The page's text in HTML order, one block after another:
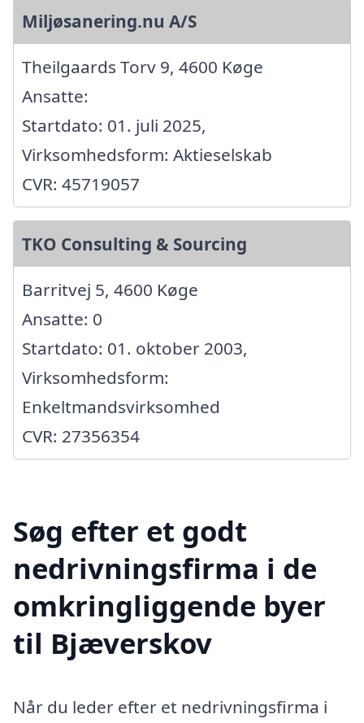
Miljøsanering.nu A/S
Theilgaards Torv 9, 4600 Køge
Ansatte:
Startdato: 01. juli 2025,
Virksomhedsform: Aktieselskab
CVR: 45719057
TKO Consulting & Sourcing
Barritvej 5, 4600 Køge
Ansatte: 0
Startdato: 01. oktober 2003,
Virksomhedsform:
Enkeltmandsvirksomhed
CVR: 27356354
Søg efter et godt
nedrivningsfirma i de
omkringliggende byer
til Bjæverskov
Når du leder efter et nedrivningsfirma i